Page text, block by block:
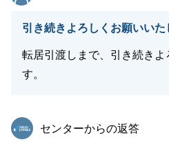
引き続きよろしくお願いいた
転居引渡しまで、引き続きよ
す。
東急リバブル
センターからの返答